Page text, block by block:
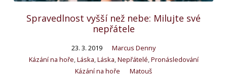
Spravedlnost vyšší než nebe: Milujte své
nepřátele
23. 3. 2019
Marcus Denny
Kázání na hoře Láska Láska Nepřátelé Pronásledování
Kázání na hoře
Matouš